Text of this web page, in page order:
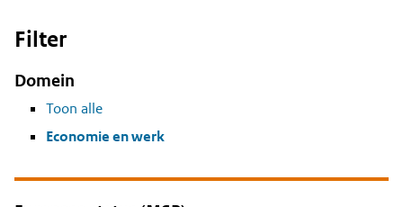
Filter
Domein
Toon alle
Economie en werk